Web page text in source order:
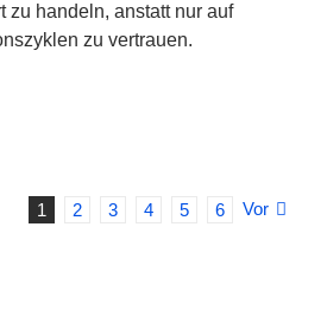
zu handeln, anstatt nur auf
zu vertrauen.
1 2 3 4 5 6 Vor